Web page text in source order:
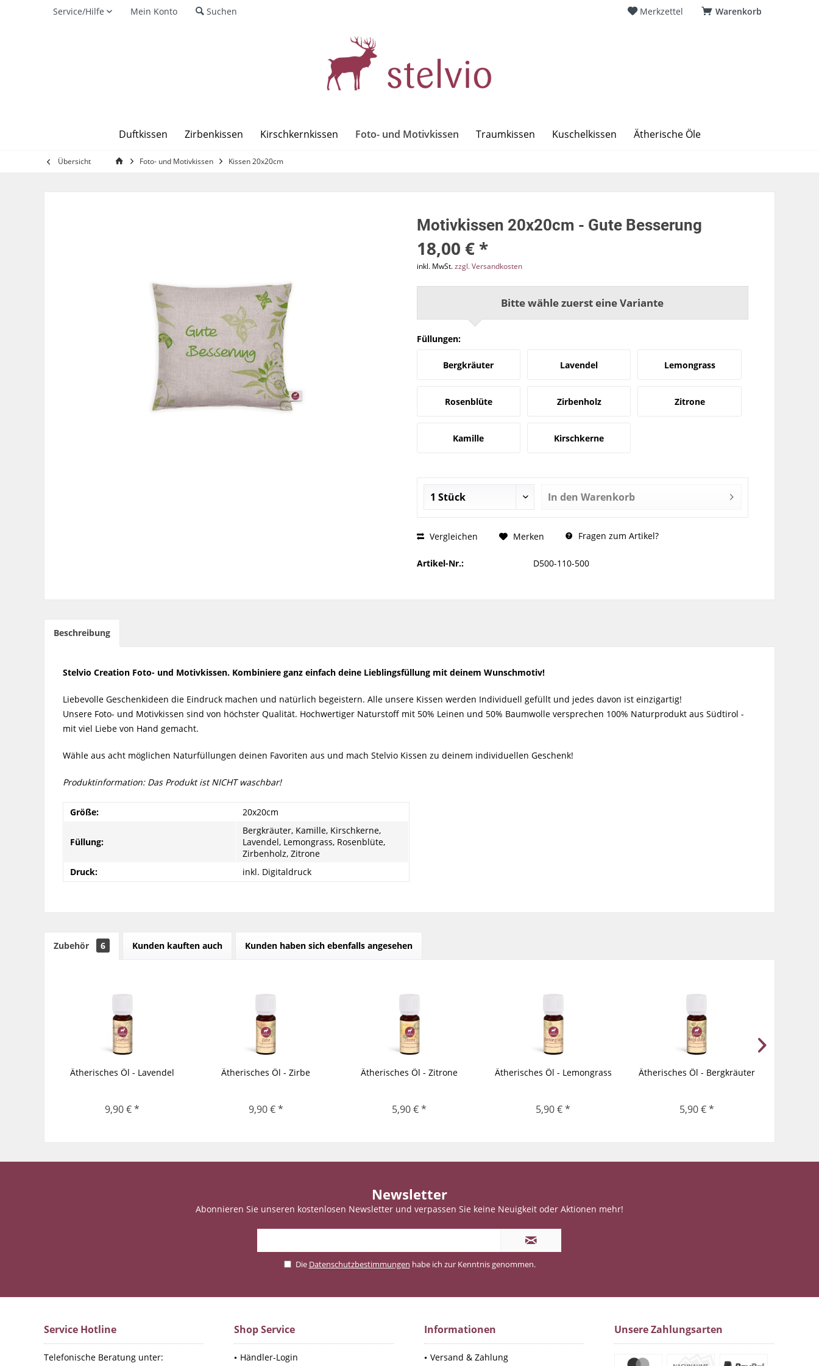
Warenkorb
Merkzettel
Service/Hilfe Mein Konto Suchen
Duftkissen Zirbenkissen Kirschkernkissen Foto- und Motivkissen Traumkissen Kuschelkissen Ätherische Öle
Übersicht Foto- und Motivkissen Kissen 20x20cm
Motivkissen 20x20cm - Gute Besserung
18,00 € *
inkl. MwSt.zzgl. Versandkosten
Bitte wähle zuerst eine Variante
Füllungen:
Bergkräuter Lavendel Lemongrass
Rosenblüte Zirbenholz Zitrone
Kamille Kirschkerne
In den Warenkorb
Vergleichen Merken Fragen zum Artikel?
Artikel-Nr.: D500-110-500
Beschreibung
Stelvio Creation Foto- und Motivkissen. Kombiniere ganz einfach deine Lieblingsfüllung mit deinem Wunschmotiv!
Liebevolle Geschenkideen die Eindruck machen und natürlich begeistern. Alle unsere Kissen werden Individuell gefüllt und jedes davon ist einzigartig!
Unsere Foto- und Motivkissen sind von höchster Qualität. Hochwertiger Naturstoff mit 50% Leinen und 50% Baumwolle versprechen 100% Naturprodukt aus Südtirol -
mit viel Liebe von Hand gemacht.
Wähle aus acht möglichen Naturfüllungen deinen Favoriten aus und mach Stelvio Kissen zu deinem individuellen Geschenk!
Produktinformation: Das Produkt ist NICHT waschbar!
Größe: 20x20cm
Füllung:
Bergkräuter, Kamille, Kirschkerne,
Lavendel, Lemongrass, Rosenblüte,
Zirbenholz, Zitrone
Druck:
inkl. Digitaldruck
Zubehör 6 Kunden kauften auch Kunden haben sich ebenfalls angesehen
Ätherisches Öl - Lavendel
9,90 € *
Ätherisches Öl - Zirbe
9,90 € *
Ätherisches Öl - Zitrone
5,90 € *
Ätherisches Öl - Lemongrass
5,90 € *
Ätherisches Öl - Bergkräuter
5,90 € *
Newsletter
Abonnieren Sie unseren kostenlosen Newsletter und verpassen Sie keine Neuigkeit oder Aktionen mehr!
Die Datenschutzbestimmungen habe ich zur Kenntnis genommen.
Service Hotline
Telefonische Beratung unter:
Shop Service
Händler-Login
Informationen
Versand & Zahlung
Unsere Zahlungsarten